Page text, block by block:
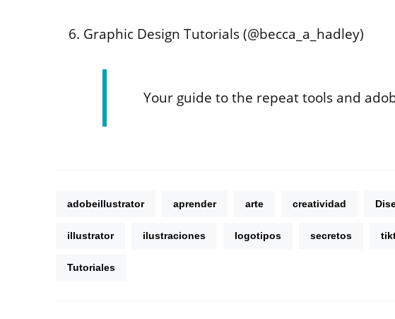
6. Graphic Design Tutorials (@becca_a_hadley)
Your guide to the repeat tools and
adobeillustrator aprender arte creatividad
illustrator ilustraciones logotipos secretos
Tutoriales